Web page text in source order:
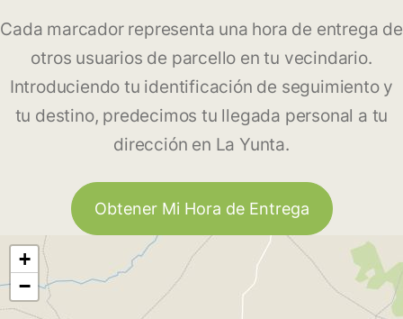
Cada marcador representa una hora de entrega de
otros usuarios de parcello en tu vecindario.
Introduciendo tu identificación de seguimiento y
tu destino, predecimos tu llegada personal a tu
dirección en La Yunta.
Obtener Mi Hora de Entrega
+
−